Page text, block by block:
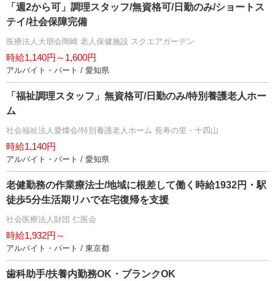
「週2から可」調理スタッフ/無資格可/日勤のみ/ショートス
テイ/社会保障完備
医療法人大朋会岡崎 老人保健施設 スクエアガーデン
時給1,140円～1,600円
アルバイト・パート / 愛知県
「福祉調理スタッフ」無資格可/日勤のみ/特別養護老人ホー
ム
社会福祉法人愛燦会/特別養護老人ホーム 長寿の里・十四山
時給1,140円
アルバイト・パート / 愛知県
老健勤務の作業療法士/地域に根差して働く時給1932円・駅
徒歩5分生活期リハで在宅復帰を支援
社会医療法人財団 仁医会
時給1,932円～
アルバイト・パート / 東京都
歯科助手/扶養内勤務OK・ブランクOK